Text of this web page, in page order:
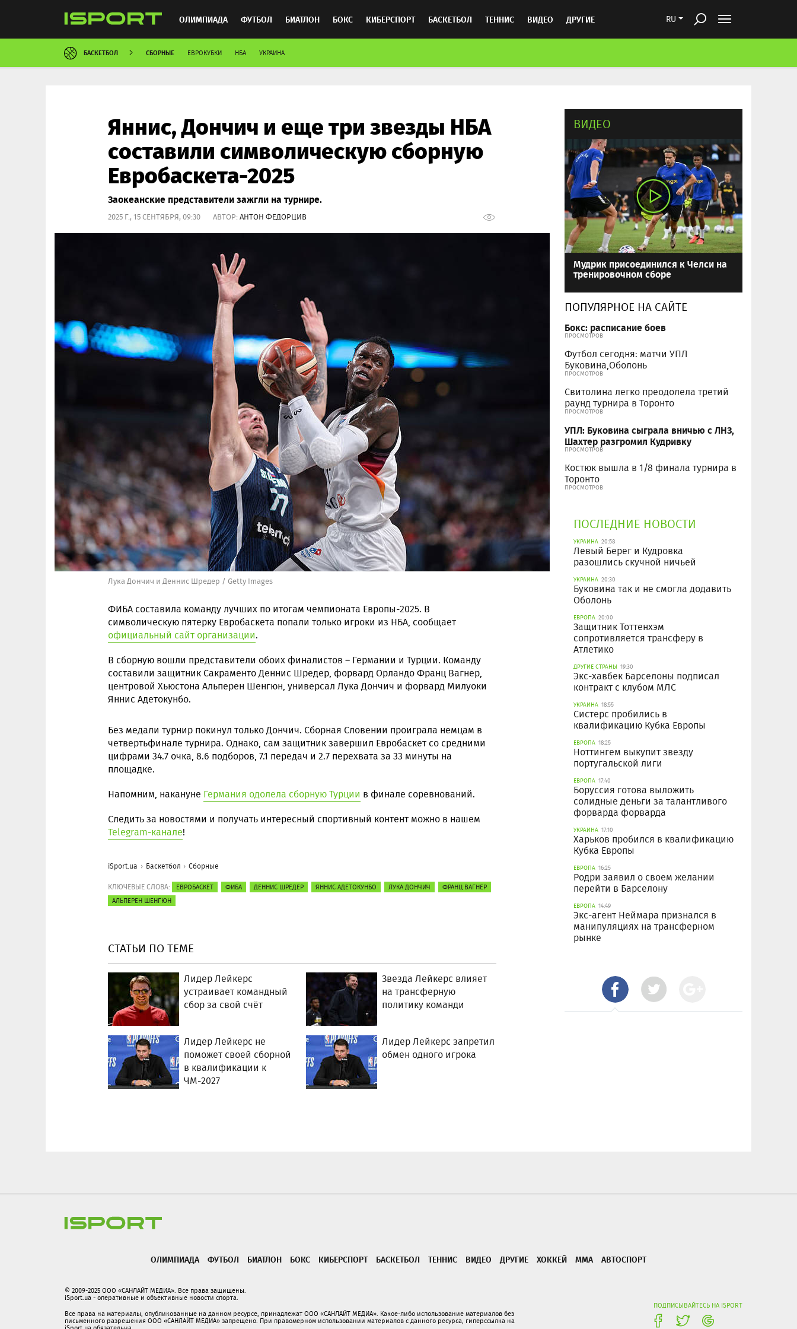
RU
ОЛИМПИАДА ФУТБОЛ БИАТЛОН БОКС КИБЕРСПОРТ БАСКЕТБОЛ ТЕННИС ВИДЕО ДРУГИЕ
ХОККЕЙ ММА АВТОСПОРТ
БАСКЕТБОЛ СБОРНЫЕ ЕВРОКУБКИ НБА УКРАИНА
Яннис, Дончич и еще три звезды НБА
составили символическую сборную
Евробаскета-2025
Заокеанские представители зажгли на турнире.
2025 Г., 15 СЕНТЯБРЯ, 09:30 АВТОР: АНТОН ФЕДОРЦИВ
Лука Дончич и Деннис Шредер / Getty Images
ФИБА составила команду лучших по итогам чемпионата Европы-2025. В
символическую пятерку Евробаскета попали только игроки из НБА, сообщает
официальный сайт организации.
В сборную вошли представители обоих финалистов – Германии и Турции. Команду
составили защитник Сакраменто Деннис Шредер, форвард Орландо Франц Вагнер,
центровой Хьюстона Альперен Шенгюн, универсал Лука Дончич и форвард Милуоки
Яннис Адетокунбо.
Без медали турнир покинул только Дончич. Сборная Словении проиграла немцам в
четвертьфинале турнира. Однако, сам защитник завершил Евробаскет со средними
цифрами 34.7 очка, 8.6 подборов, 7.1 передач и 2.7 перехвата за 33 минуты на
площадке.
Напомним, накануне Германия одолела сборную Турции в финале соревнований.
Следить за новостями и получать интересный спортивный контент можно в нашем
Telegram-канале!
iSport.ua Баскетбол Сборные
КЛЮЧЕВЫЕ СЛОВА: ЕВРОБАСКЕТ ФИБА ДЕННИС ШРЕДЕР ЯННИС АДЕТОКУНБО ЛУКА ДОНЧИЧ
ФРАНЦ ВАГНЕР
АЛЬПЕРЕН ШЕНГЮН
СТАТЬИ ПО ТЕМЕ
Лидер Лейкерс
устраивает командный
сбор за свой счёт
Звезда Лейкерс влияет
на трансферную
политику команди
Лидер Лейкерс не
поможет своей сборной
в квалификации к
ЧМ-2027
Лидер Лейкерс запретил
обмен одного игрока
ВИДЕО
Мудрик присоединился к Челси на
тренировочном сборе
ПОПУЛЯРНОЕ НА САЙТЕ
Бокс: расписание боев
ПРОСМОТРОВ
Футбол сегодня: матчи УПЛ
Буковина,Оболонь
ПРОСМОТРОВ
Свитолина легко преодолела третий
раунд турнира в Торонто
ПРОСМОТРОВ
УПЛ: Буковина сыграла вничью с ЛНЗ,
Шахтер разгромил Кудривку
ПРОСМОТРОВ
Костюк вышла в 1/8 финала турнира в
Торонто
ПРОСМОТРОВ
ПОСЛЕДНИЕ НОВОСТИ
УКРАИНА 20:58
Левый Берег и Кудровка
разошлись скучной ничьей
УКРАИНА 20:30
Буковина так и не смогла додавить
Оболонь
ЕВРОПА 20:00
Защитник Тоттенхэм
сопротивляется трансферу в
Атлетико
ДРУГИЕ СТРАНЫ 19:30
Экс-хавбек Барселоны подписал
контракт с клубом МЛС
УКРАИНА 18:55
Систерс пробились в
квалификацию Кубка Европы
ЕВРОПА 18:25
Ноттингем выкупит звезду
португальской лиги
ЕВРОПА 17:40
Боруссия готова выложить
солидные деньги за талантливого
форварда форварда
УКРАИНА 17:10
Харьков пробился в квалификацию
Кубка Европы
ЕВРОПА 16:25
Родри заявил о своем желании
перейти в Барселону
ЕВРОПА 14:49
Экс-агент Неймара признался в
манипуляциях на трансферном
рынке
ОЛИМПИАДА ФУТБОЛ БИАТЛОН БОКС КИБЕРСПОРТ БАСКЕТБОЛ ТЕННИС ВИДЕО ДРУГИЕ ХОККЕЙ ММА АВТОСПОРТ
ПОДПИСЫВАЙТЕСЬ НА ISPORT
© 2009-2025 ООО «САНЛАЙТ МЕДИА». Все права защищены.
iSport.ua - оперативные и объективные новости спорта.
Все права на материалы, опубликованные на данном ресурсе, принадлежат ООО «САНЛАЙТ МЕДИА». Какое-либо использование материалов без
письменного разрешения ООО «САНЛАЙТ МЕДИА» запрещено. При правомерном использовании материалов с данного ресурса, гиперссылка на